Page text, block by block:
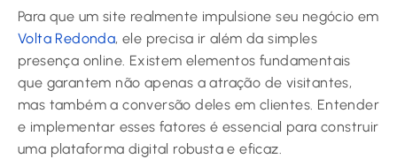
Para que um site realmente impulsione seu negócio em
Volta Redonda, ele precisa ir além da simples
presença online. Existem elementos fundamentais
que garantem não apenas a atração de visitantes,
mas também a conversão deles em clientes. Entender
e implementar esses fatores é essencial para construir
uma plataforma digital robusta e eficaz.